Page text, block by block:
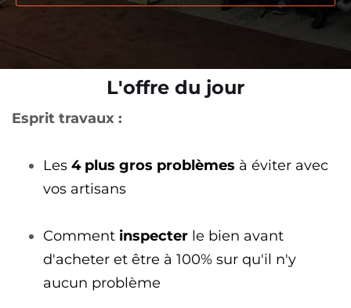
L'offre du jour
Esprit travaux :
Les 4 plus gros problèmes à éviter avec
vos artisans
Comment inspecter le bien avant
d'acheter et être à 100% sur qu'il n'y
aucun problème